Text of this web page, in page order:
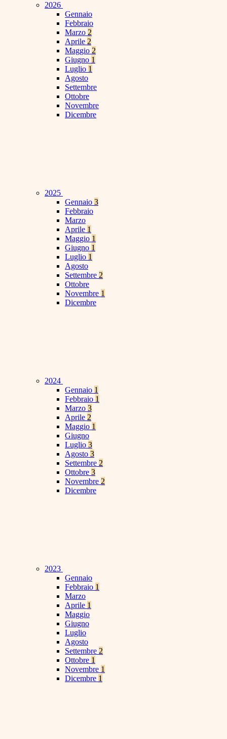
2026
Gennaio
Febbraio
Marzo 2
Aprile 2
Maggio 2
Giugno 1
Luglio 1
Agosto
Settembre
Ottobre
Novembre
Dicembre
2025
Gennaio 3
Febbraio
Marzo
Aprile 1
Maggio 1
Giugno 1
Luglio 1
Agosto
Settembre 2
Ottobre
Novembre 1
Dicembre
2024
Gennaio 1
Febbraio 1
Marzo 3
Aprile 2
Maggio 1
Giugno
Luglio 3
Agosto 3
Settembre 2
Ottobre 3
Novembre 2
Dicembre
2023
Gennaio
Febbraio 1
Marzo
Aprile 1
Maggio
Giugno
Luglio
Agosto
Settembre 2
Ottobre 1
Novembre 1
Dicembre 1